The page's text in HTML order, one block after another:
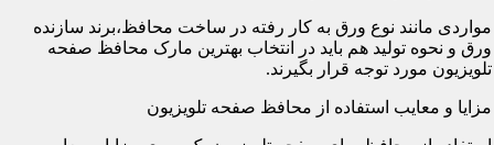
مواردی مانند نوع ورق به کار رفته در ساخت محافظ،برند سازنده
ورق و نحوه تولید هم باید در انتخاب بهترین مارک محافظ صفحه
تلویزیون مورد توجه قرار بگیرند.
مزایا و معایب استفاده از محافظ صفحه تلویزیون